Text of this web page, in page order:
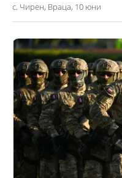
с. Чирен, Враца, 10 юни